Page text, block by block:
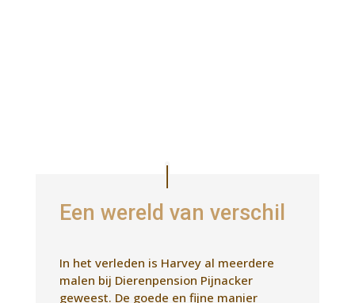
Helaas was Harvey vaak erg onrustig en
blafte en piepte heel veel tijdens zijn
brengen in Pijnacker.